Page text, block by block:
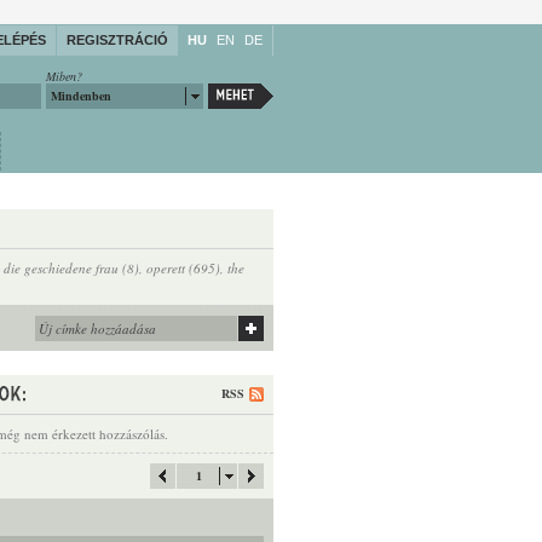
REGISZTRÁCIÓ HU EN DE
Miben?
Mindenben
die geschiedene frau (8), operett (695), the
RSS
nem érkezett hozzászólás.
1